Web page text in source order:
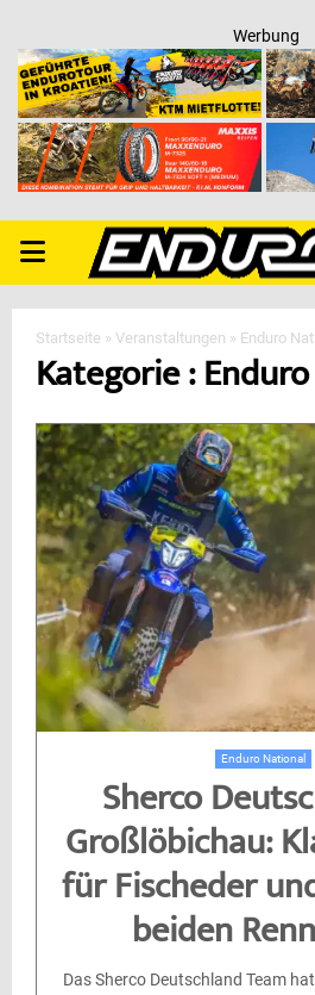
Werbung
PRIMARY
MENU
Startseite » Veranstaltungen » Enduro
Kategorie :
Enduro National
Sherco
Großlöbichau:
für Fischeder
beiden
Das Sherco Deutschland Team